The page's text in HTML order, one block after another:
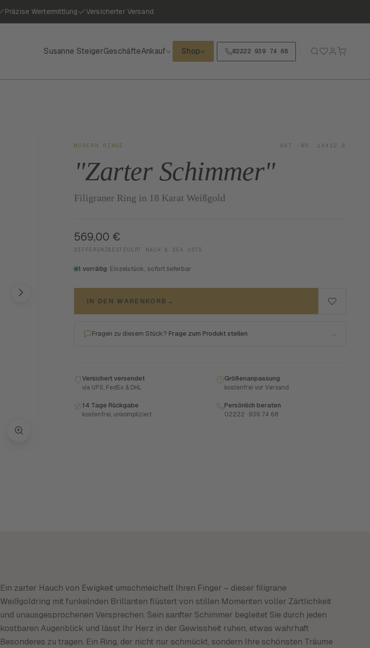
Präzise Wertermittlung Versicherter Versand
Susanne SteigerGeschäfteAnkauf Shop 02222 939 74 68
MODERN RINGE ART.-NR. 14412.8
"Zarter Schimmer"
Filigraner Ring in 18 Karat Weißgold
569,00 €
DIFFERENZBESTEUERT NACH § 25A USTG.
1 vorrätig· Einzelstück, sofort lieferbar
IN DEN WARENKORB →
Fragen zu diesem Stück? Frage zum Produkt stellen →
Versichert versendet
via UPS, FedEx & DHL
Größenanpassung
kostenfrei vor Versand
14 Tage Rückgabe
kostenfrei, unkompliziert
Persönlich beraten
02222 · 939 74 68
Ein zarter Hauch von Ewigkeit umschmeichelt Ihren Finger – dieser filigrane
Weißgoldring mit funkelnden Brillanten flüstert von stillen Momenten voller Zärtlichkeit
und unausgesprochenen Versprechen. Sein sanfter Schimmer begleitet Sie durch jeden
kostbaren Augenblick und lässt Ihr Herz in der Gewissheit ruhen, etwas wahrhaft
Besonderes zu tragen. Ein Ring, der nicht nur schmückt, sondern Ihre schönsten Träume